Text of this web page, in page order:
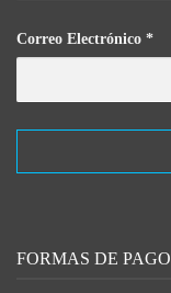
Correo Electrónico *
FORMAS DE PAGO